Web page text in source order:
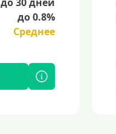
до 0.8%
Среднее